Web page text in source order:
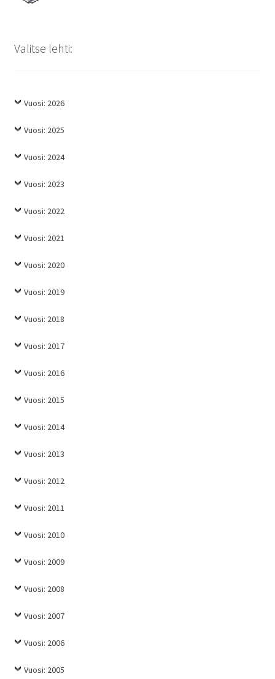
Valitse lehti:
Vuosi: 2026
Vuosi: 2025
Vuosi: 2024
Vuosi: 2023
Vuosi: 2022
Vuosi: 2021
Vuosi: 2020
Vuosi: 2019
Vuosi: 2018
Vuosi: 2017
Vuosi: 2016
Vuosi: 2015
Vuosi: 2014
Vuosi: 2013
Vuosi: 2012
Vuosi: 2011
Vuosi: 2010
Vuosi: 2009
Vuosi: 2008
Vuosi: 2007
Vuosi: 2006
Vuosi: 2005